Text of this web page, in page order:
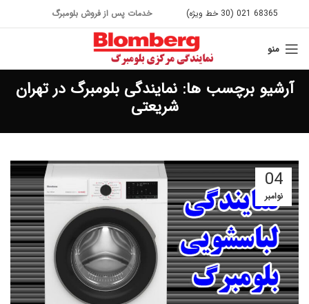
68365 021 (30 خط ویژه) خدمات پس از فروش بلومبرگ
منو
آرشیو برچسب ها: نمایندگی بلومبرگ در تهران
شریعتی
04
نوامبر